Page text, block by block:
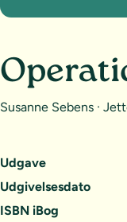
Udgave
Udgivelsesdato
ISBN iBog
Susanne Sebens ·